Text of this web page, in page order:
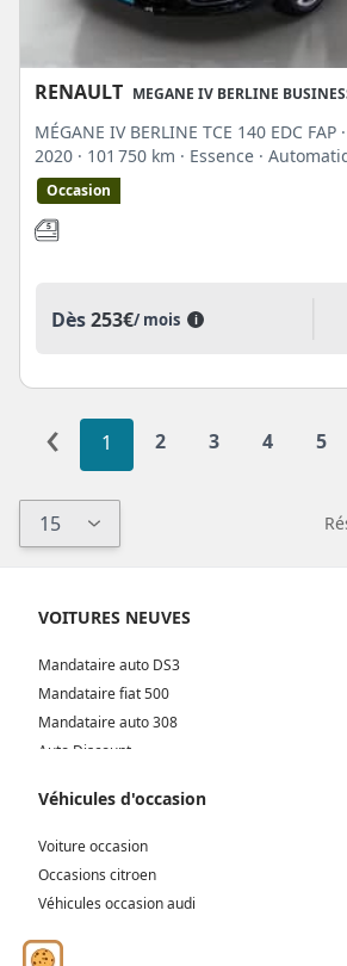
RENAULT MEGANE IV BERLINE
MÉGANE IV BERLINE TCE 140 EDC FAP
2020 · 101 750 km · Essence ·
Occasion
Dès253€/ mois i
‹ 1 2 3 4 5
VOITURES NEUVES
Mandataire auto DS3
Mandataire fiat 500
Mandataire auto 308
Auto Discount
Mandataire Lyon
Mandataire Toulouse
Voiture Break
Voiture cabriolet
Roadster neufs
Véhicules d'occasion
Voiture occasion
Occasions citroen
Véhicules occasion audi